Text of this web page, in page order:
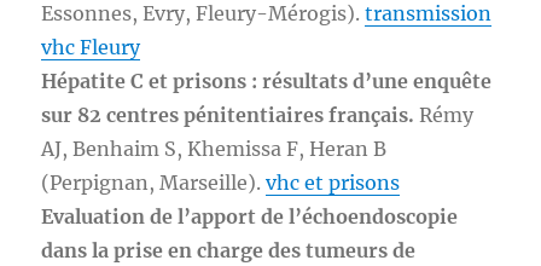
Essonnes, Evry, Fleury-Mérogis).transmission
vhc Fleury
Hépatite C et prisons : résultats d’une enquête
sur 82 centres pénitentiaires français. Rémy
AJ, Benhaim S, Khemissa F, Heran B
(Perpignan, Marseille).vhc et prisons
Evaluation de l’apport de l’échoendoscopie
dans la prise en charge des tumeurs de